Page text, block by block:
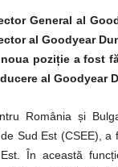
General al
al Goodyear
poziție a fost
al Goodyear
România și
Sud Est (CSEE), a
În această funcț